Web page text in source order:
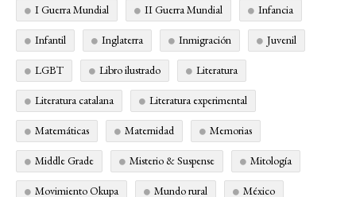
I Guerra Mundial II Guerra Mundial Infancia
Infantil Inglaterra Inmigración Juvenil
LGBT Libro ilustrado Literatura
Literatura catalana Literatura experimental
Matemáticas Maternidad Memorias
Middle Grade Misterio & Suspense Mitología
Movimiento Okupa Mundo rural México